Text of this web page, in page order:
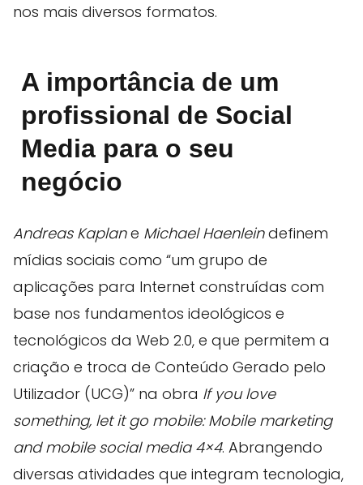
nos mais diversos formatos.
A importância de um
profissional de Social
Media para o seu
negócio
Andreas Kaplane Michael Haenleindefinem
mídias sociais como “um grupo de
aplicações para Internet construídas com
base nos fundamentos ideológicos e
tecnológicos da Web 2.0, e que permitem a
criação e troca de Conteúdo Gerado pelo
Utilizador (UCG)” na obra If you love
something, let it go mobile: Mobile marketing
and mobile social media 4×4. Abrangendo
diversas atividades que integram tecnologia,